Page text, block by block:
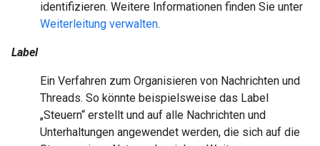
identifizieren. Weitere Informationen finden Sie unter
Weiterleitung verwalten.
Label
Ein Verfahren zum Organisieren von Nachrichten und
Threads. So könnte beispielsweise das Label
„Steuern“ erstellt und auf alle Nachrichten und
Unterhaltungen angewendet werden, die sich auf die